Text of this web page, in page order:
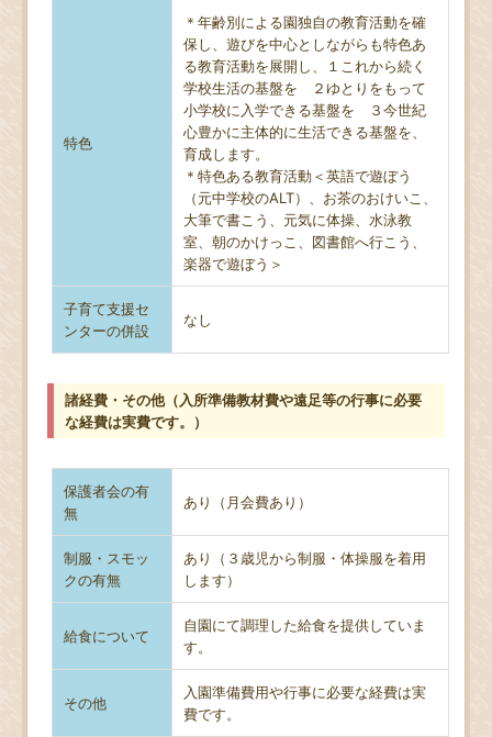
特色
＊年齢別による園独自の教育活動を確
保し、遊びを中心としながらも特色あ
る教育活動を展開し、１これから続く
学校生活の基盤を ２ゆとりをもって
小学校に入学できる基盤を ３今世紀
心豊かに主体的に生活できる基盤を、
育成します。
＊特色ある教育活動＜英語で遊ぼう
（元中学校のALT）、お茶のおけいこ、
大筆で書こう、元気に体操、水泳教
室、朝のかけっこ、図書館へ行こう、
楽器で遊ぼう＞
子育て支援セ
ンターの併設
なし
諸経費・その他（入所準備教材費や遠足等の行事に必要
な経費は実費です。）
保護者会の有
無
あり（月会費あり）
制服・スモッ
クの有無
あり（３歳児から制服・体操服を着用
します）
給食について
自園にて調理した給食を提供していま
す。
その他
入園準備費用や行事に必要な経費は実
費です。